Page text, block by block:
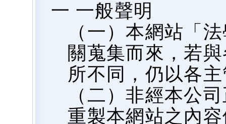
一 一般聲明
（一）本網站「
關蒐集而來，若
所不同，仍以各
（二）非經本公
重製本網站之內